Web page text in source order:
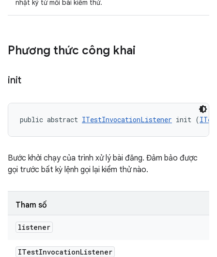
nhật ký từ mỗi bài kiểm thử.
Phương thức công khai
init
public abstract ITestInvocationListener init (
Bước khởi chạy của trình xử lý bài đăng. Đảm bảo được
gọi trước bất kỳ lệnh gọi lại kiểm thử nào.
Tham số
listener
ITestInvocationListener